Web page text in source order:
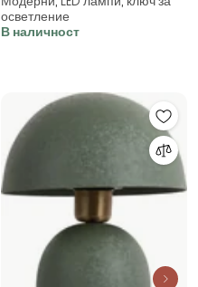
Verano LED – Leitmotiv
осветление
В наличност